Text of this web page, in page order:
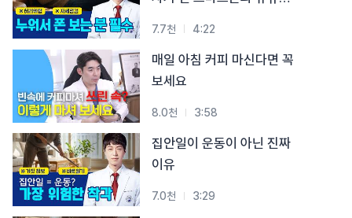
7.7천 4:22
매일 아침 커피 마신다면 꼭
보세요
8.0천 3:58
집안일이 운동이 아닌 진짜
이유
7.0천 3:29